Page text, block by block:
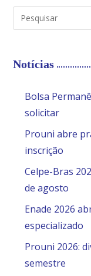
Notícias
Bolsa
solicitar
Prouni abre
inscrição
Celpe-Bras
de agosto
Enade 2026
especializado
Prouni 2026:
semestre